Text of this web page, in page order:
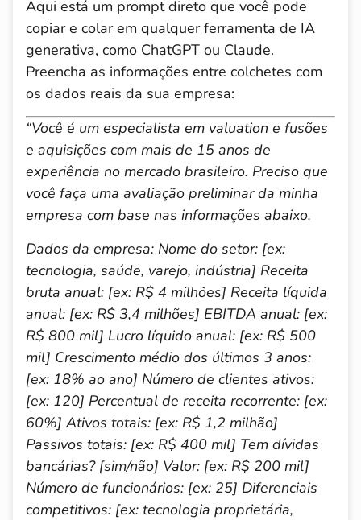
Aqui está um prompt direto que você pode
copiar e colar em qualquer ferramenta de IA
generativa, como ChatGPT ou Claude.
Preencha as informações entre colchetes com
os dados reais da sua empresa:
“Você é um especialista em valuation e fusões
e aquisições com mais de 15 anos de
experiência no mercado brasileiro. Preciso que
você faça uma avaliação preliminar da minha
empresa com base nas informações abaixo.
Dados da empresa: Nome do setor: [ex:
tecnologia, saúde, varejo, indústria] Receita
bruta anual: [ex: R$ 4 milhões] Receita líquida
anual: [ex: R$ 3,4 milhões] EBITDA anual: [ex:
R$ 800 mil] Lucro líquido anual: [ex: R$ 500
mil] Crescimento médio dos últimos 3 anos:
[ex: 18% ao ano] Número de clientes ativos:
[ex: 120] Percentual de receita recorrente: [ex:
60%] Ativos totais: [ex: R$ 1,2 milhão]
Passivos totais: [ex: R$ 400 mil] Tem dívidas
bancárias? [sim/não] Valor: [ex: R$ 200 mil]
Número de funcionários: [ex: 25] Diferenciais
competitivos: [ex: tecnologia proprietária,